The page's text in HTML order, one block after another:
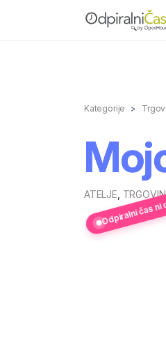
Kategorije
ATELJEOdpiralni čas